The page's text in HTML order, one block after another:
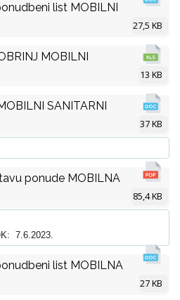
list MOBILNI
27,5 KB
MOBILNI
13 KB
SANITARNI
37 KB
ponude MOBILNA
85,4 KB
7.6.2023.
list MOBILNA
27 KB